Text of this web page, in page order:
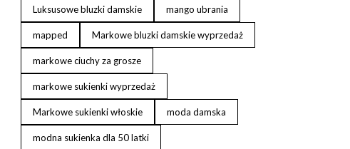
Luksusowe bluzki damskie mango ubrania
mapped Markowe bluzki damskie wyprzedaż
markowe ciuchy za grosze
markowe sukienki wyprzedaż
Markowe sukienki włoskie moda damska
modna sukienka dla 50 latki